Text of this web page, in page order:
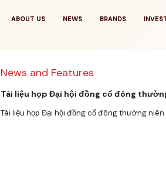
ABOUT US NEWS BRANDS
News and Features
Tài liệu họp Đại hội đồng cổ đông
Tài liệu họp Đại hội đồng cổ đông thường niên